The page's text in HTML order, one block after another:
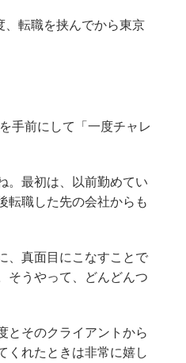
、転職を挟んでから東京
手前にして「一度チャレ
。最初は、以前勤めてい
転職した先の会社からも
、真面目にこなすことで
そうやって、どんどんつ
とそのクライアントから
くれたときは非常に嬉し